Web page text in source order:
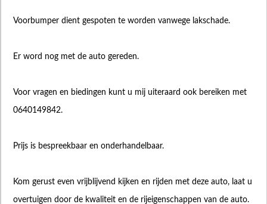
Voorbumper dient gespoten te worden vanwege lakschade.
Er word nog met de auto gereden.
Voor vragen en biedingen kunt u mij uiteraard ook bereiken met
0640149842.
Prijs is bespreekbaar en onderhandelbaar.
Kom gerust even vrijblijvend kijken en rijden met deze auto, laat u
overtuigen door de kwaliteit en de rijeigenschappen van de auto.